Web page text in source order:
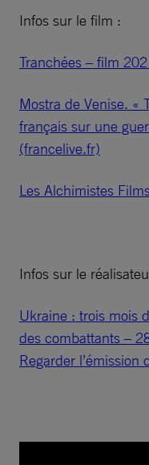
Infos sur le film :
Tranchées – film
Mostra de Venise. «
français sur une
(francelive.fr)
Les Alchimistes
Infos sur le
Ukraine : trois mois
des combattants –
Regarder l’émission